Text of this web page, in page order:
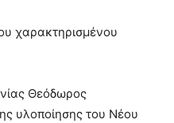
χαρακτηρισμένου
Θεόδωρος
υλοποίησης του Νέου